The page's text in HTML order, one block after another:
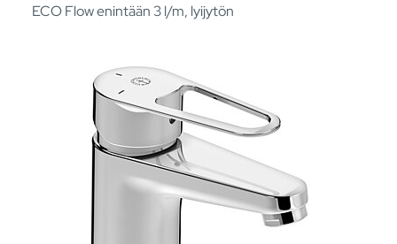
ECO Flow enintään 3 l/m, lyijytön